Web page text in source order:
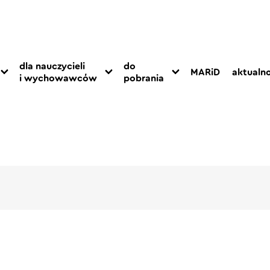
dla nauczycieli
i wychowawców
do
pobrania
MARiD